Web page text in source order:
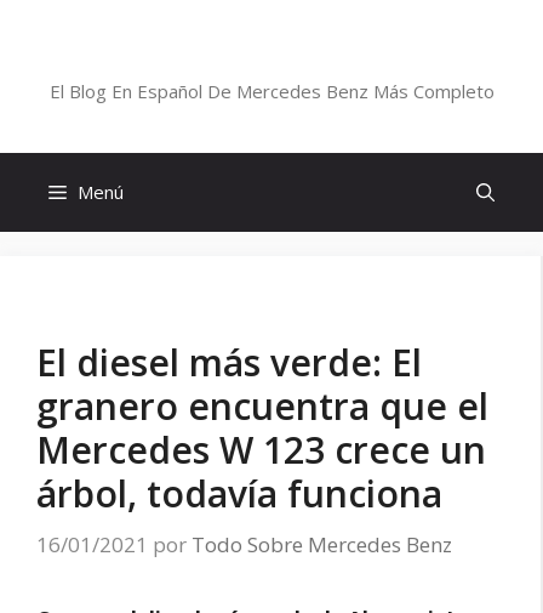
El Blog En Español De Mercedes Benz Más Completo
Menú
El diesel más verde: El
granero encuentra que el
Mercedes W 123 crece un
árbol, todavía funciona
16/01/2021 por Todo Sobre Mercedes Benz